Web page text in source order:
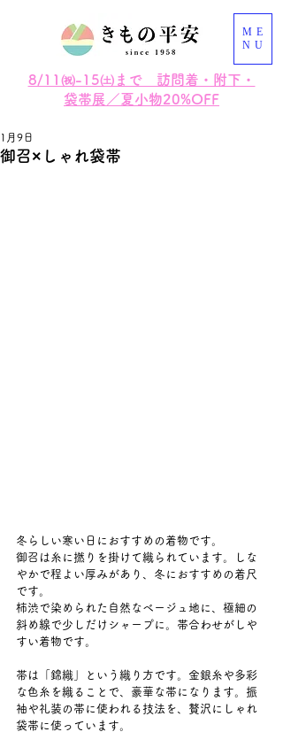
8/11㈷-15㈯まで 訪問着・附下・
袋帯展／夏小物20%OFF
ME
NU
御召×しゃれ袋帯
1月9日
冬らしい寒い日におすすめの着物です。
御召は糸に撚りを掛けて織られています。しな
やかで程よい厚みがあり、冬におすすめの着尺
です。
柿渋で染められた自然なベージュ地に、極細の
斜め線で少しだけシャープに。帯合わせがしや
すい着物です。
帯は「錦織」という織り方です。金銀糸や多彩
な色糸を織ることで、豪華な帯になります。振
袖や礼装の帯に使われる技法を、贅沢にしゃれ
袋帯に使っています。